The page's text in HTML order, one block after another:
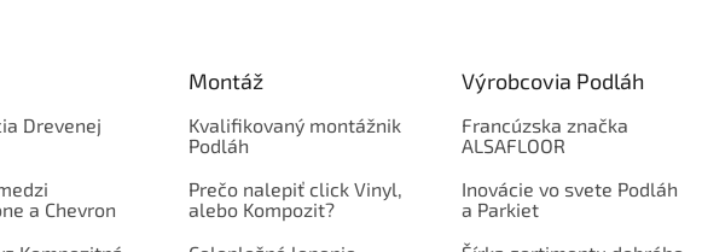
Drevenej
a Chevron
Montáž
Kvalifikovaný montážnik
Podláh
Prečo nalepiť click Vinyl,
alebo Kompozit?
Výrobcovia Podláh
Francúzska značka
ALSAFLOOR
Inovácie vo svete Podláh
a Parkiet